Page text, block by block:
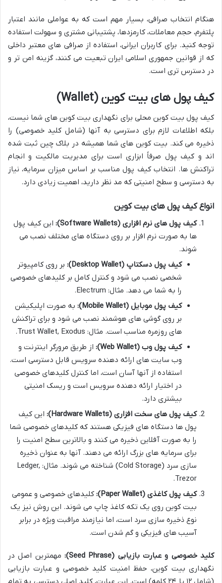
هنگام انتخاب صرافی، بسیار مهم است که به عواملی مانند اعتبار
پلتفرم، حجم معاملات، کارمزدها، پشتیبانی مشتری و سهولت استفاده
توجه کنید. برای کاربران ایرانی، استفاده از صرافی های معتبر داخلی
که از قوانین جمهوری اسلامی ایران تبعیت می کنند، گزینه امن تر و
در دسترس تری است.
کیف پول های بیت کوین (Wallet)
کیف پول بیت کوین محلی برای نگهداری بیت کوین های شما نیست،
بلکه اطلاعات لازم برای دسترسی به آنها (شامل کلید خصوصی) را
ذخیره می کند. بیت کوین های شما همیشه در بلاک چین ثبت شده
اند و کیف پول صرفاً ابزاری است برای مدیریت مالکیت و انجام
تراکنش ها. انتخاب کیف پول مناسب بر اساس میزان سرمایه، نیاز
به دسترسی و سطح امنیتی که مد نظر دارید، اهمیت زیادی دارد.
انواع کیف پول های بیت کوین
کیف پول های نرم افزاری (Software Wallets):
این کیف پول
ها به صورت نرم افزار بر روی دستگاه های مختلف نصب می
شوند.
کیف پول دسکتاپ (Desktop Wallet):
بر روی کامپیوتر
شخصی نصب می شود و کنترل کامل بر کلیدهای خصوصی
را به شما می دهد. مثال: Electrum.
کیف پول موبایل (Mobile Wallet):
به صورت اپلیکیشن
بر روی گوشی های هوشمند نصب می شود و برای تراکنش
های روزمره مناسب است. مثال: Trust Wallet, Exodus.
کیف پول وب (Web Wallet):
از طریق مرورگر اینترنت و
وب سایت های ارائه دهنده سرویس قابل دسترسی است.
استفاده از آنها آسان است، اما کنترل کلیدهای خصوصی
در اختیار ارائه دهنده سرویس است و ریسک امنیتی
بیشتری دارد.
کیف پول های سخت افزاری (Hardware Wallets):
این کیف
پول ها دستگاه های فیزیکی هستند که کلیدهای خصوصی شما
را به صورت آفلاین ذخیره می کنند و بالاترین سطح امنیت را
برای سرمایه های بزرگ ارائه می دهند. آنها به عنوان ذخیره
سازی سرد (Cold Storage) شناخته می شوند. مثال: Ledger,
Trezor.
کیف پول کاغذی (Paper Wallet):
کلیدهای خصوصی و عمومی
بیت کوین روی یک تکه کاغذ چاپ می شوند. این روش نیز یک
نوع ذخیره سازی سرد است، اما نیازمند مراقبت ویژه در برابر
آسیب های فیزیکی و گم شدن است.
کلید خصوصی و عبارت بازیابی (Seed Phrase):
مهمترین اصل در
نگهداری بیت کوین، حفظ امنیت کلید خصوصی و عبارت بازیابی